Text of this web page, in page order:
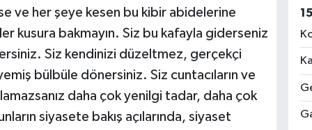
ve her şeye kesen bu kibir abidelerine
kusura bakmayın. Siz bu kafayla giderseniz
Siz kendinizi düzeltmez, gerçekçi
bülbüle dönersiniz. Siz cuntacıların ve
daha çok yenilgi tadar, daha çok
siyasete bakış açılarında, siyaset